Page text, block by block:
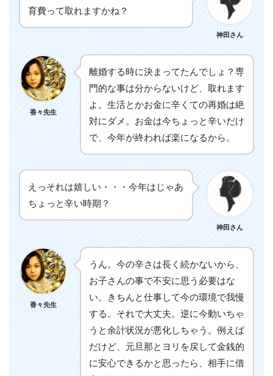
育費って取れますかね？
神田さん
香々先生
離婚する時に決まってたんでしょ？専
門的な事は分からないけど、取れます
よ。生活とかお金に辛くての再婚は絶
対にダメ。お金は今ちょっと辛いだけ
で、今年が終われば楽になるから。
えっそれは嬉しい・・・今年はじゃあ
ちょっと辛い時期？
神田さん
香々先生
うん。今の辛さは長く続かないから、
お子さんの事で不安に思う必要はな
い。きちんと仕事して今の環境で我慢
する。それで大丈夫。逆に今動いちゃ
うと余計状況が悪化しちゃう。例えば
だけど、元旦那とヨリを戻して金銭的
に安心できるかと思ったら、相手に借